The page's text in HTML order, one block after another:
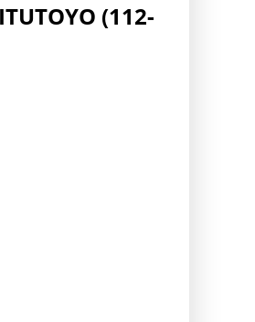
(112-